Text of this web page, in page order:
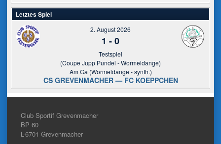
Letztes Spiel
2. August 2026
1 -0
Testspiel
(Coupe Jupp Pundel - Wormeldange)
Am Ga (Wormeldange - synth.)
CS GREVENMACHER — FC KOEPPCHEN
Club Sportif Grevenmacher
BP 60
L-6701 Grevenmacher